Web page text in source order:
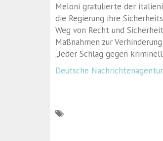
Meloni gratulierte der
die Regierung ihre
Weg von Recht und
Maßnahmen zur
„Jeder Schlag gegen
Deutsche Nachrichtenagentur